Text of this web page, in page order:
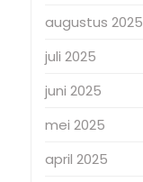
augustus 2025
juli 2025
juni 2025
mei 2025
april 2025